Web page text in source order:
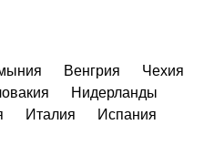
Венгрия
Чехия
Нидерланды
Италия
Испания